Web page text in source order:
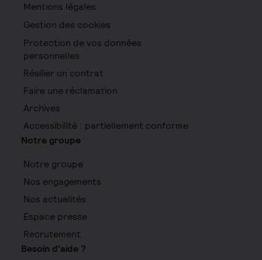
Mentions légales
Gestion des cookies
Protection de vos données
personnelles
Résilier un contrat
Faire une réclamation
Archives
Accessibilité : partiellement conforme
Notre groupe
Notre groupe
Nos engagements
Nos actualités
Espace presse
Recrutement
Besoin d'aide ?